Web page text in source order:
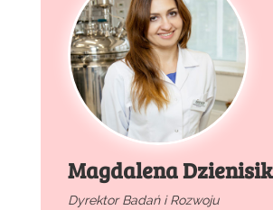
Magdalena Dzienisik
Dyrektor Badań i Rozwoju